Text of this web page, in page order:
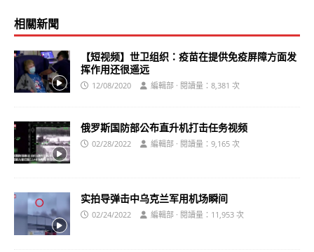
相關新聞
【短视频】世卫组织：疫苗在提供免疫屏障方面发
挥作用还很遥远
12/08/2020 編輯部 · 閱讀量：8,381 次
俄罗斯国防部公布直升机打击任务视频
02/28/2022 編輯部 · 閱讀量：9,165 次
实拍导弹击中乌克兰军用机场瞬间
02/24/2022 編輯部 · 閱讀量：11,953 次